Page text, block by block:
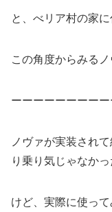
と、べリア村の家
この角度からみる
ーーーーーーーー
ノヴァが実装され
り乗り気じゃなか
けど、実際に使っ